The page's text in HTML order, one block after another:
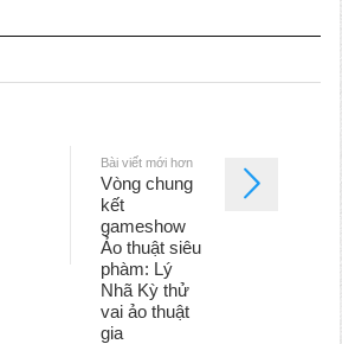
Bài viết mới hơn
Vòng chung
kết
gameshow
Ảo thuật siêu
phàm: Lý
Nhã Kỳ thử
vai ảo thuật
gia